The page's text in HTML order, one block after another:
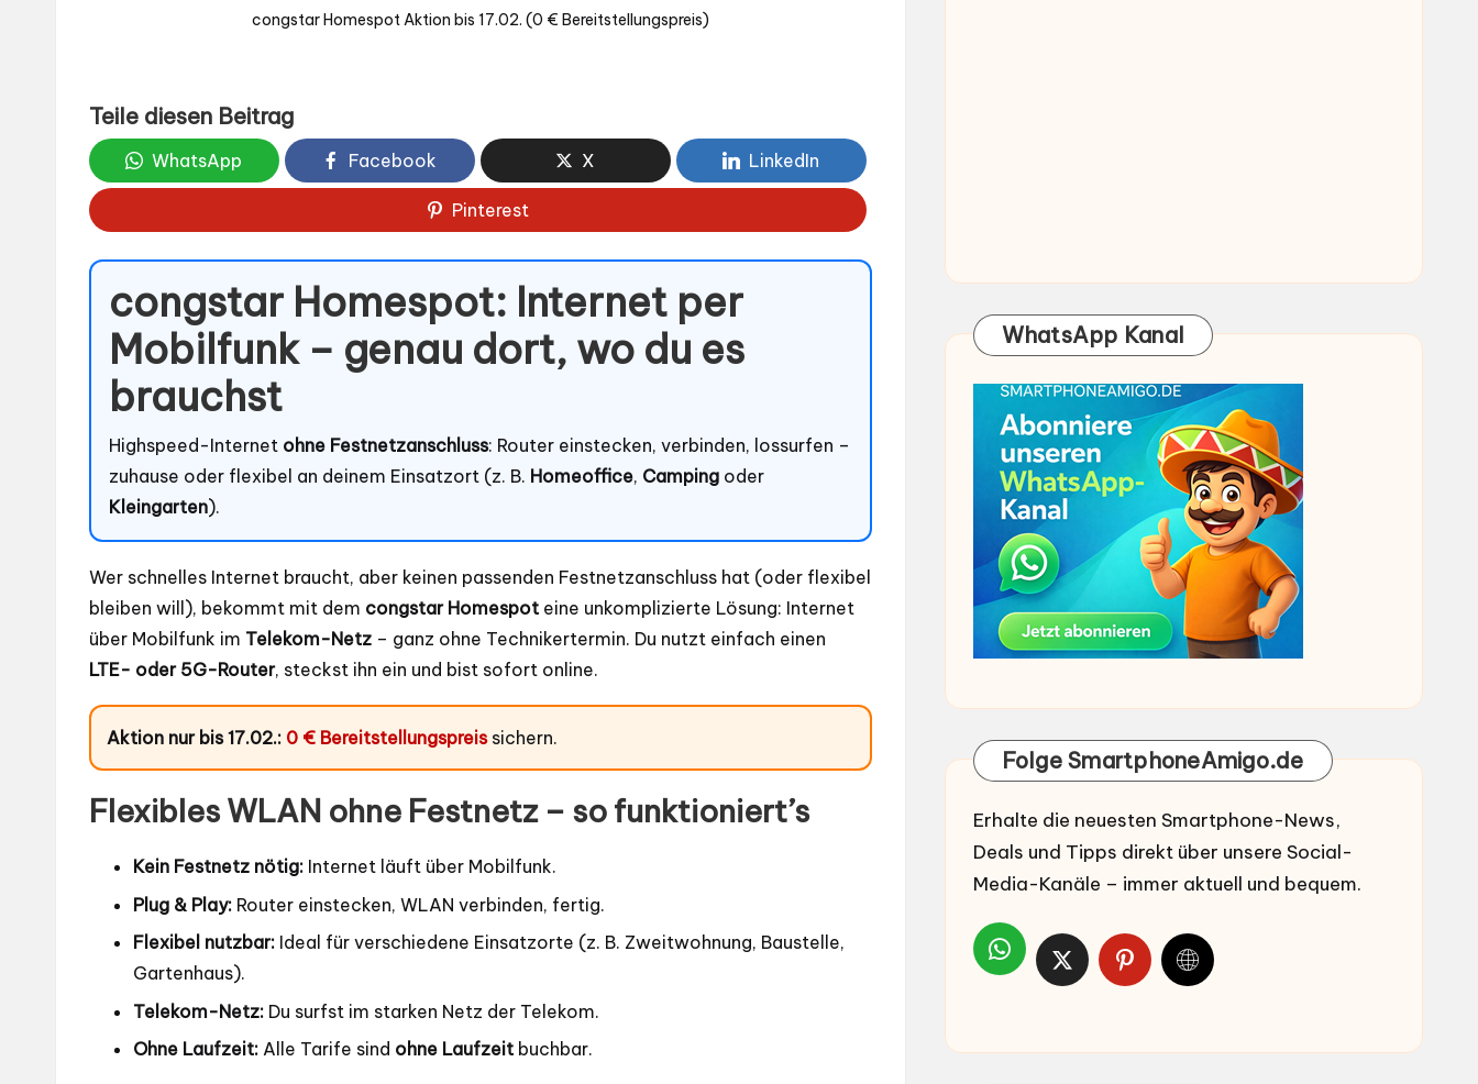
congstar Homespot Aktion bis 17.02. (0 € Bereitstellungspreis)
Teile diesen Beitrag
WhatsApp Facebook X LinkedIn
Pinterest
congstar Homespot: Internet per
Mobilfunk – genau dort, wo du es
brauchst
Highspeed-Internet ohne Festnetzanschluss: Router einstecken, verbinden, lossurfen –
zuhause oder flexibel an deinem Einsatzort (z. B. Homeoffice, Camping oder
Kleingarten).
Wer schnelles Internet braucht, aber keinen passenden Festnetzanschluss hat (oder flexibel
bleiben will), bekommt mit dem congstar Homespot eine unkomplizierte Lösung: Internet
über Mobilfunk im Telekom-Netz – ganz ohne Technikertermin. Du nutzt einfach einen
LTE- oder 5G-Router, steckst ihn ein und bist sofort online.
Aktion nur bis 17.02.: 0 € Bereitstellungspreissichern.
Flexibles WLAN ohne Festnetz – so funktioniert’s
Kein Festnetz nötig: Internet läuft über Mobilfunk.
Plug & Play: Router einstecken, WLAN verbinden, fertig.
Flexibel nutzbar: Ideal für verschiedene Einsatzorte (z. B. Zweitwohnung, Baustelle,
Gartenhaus).
Telekom-Netz: Du surfst im starken Netz der Telekom.
Ohne Laufzeit: Alle Tarife sind ohne Laufzeit buchbar.
WhatsApp Kanal
Folge SmartphoneAmigo.de
Erhalte die neuesten Smartphone-News,
Deals und Tipps direkt über unsere Social-
Media-Kanäle – immer aktuell und bequem.